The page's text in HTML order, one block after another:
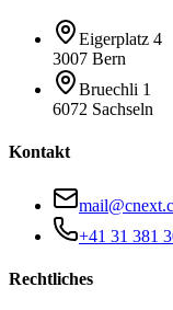
Eigerplatz 4
3007 Bern
Bruechli 1
6072 Sachseln
Kontakt
+41 31 381
Rechtliches